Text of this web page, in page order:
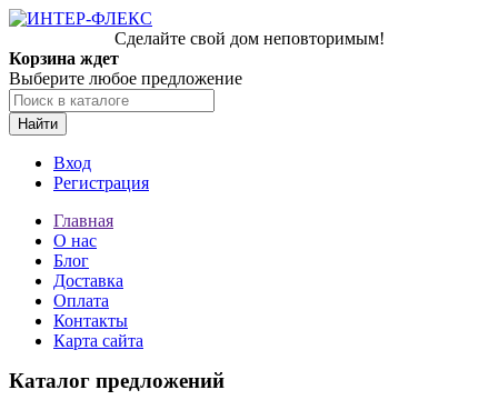
Сделайте свой дом неповторимым!
Корзина ждет
Выберите любое предложение
Найти
Вход
Регистрация
Главная
О нас
Блог
Доставка
Оплата
Контакты
Карта сайта
Каталог предложений